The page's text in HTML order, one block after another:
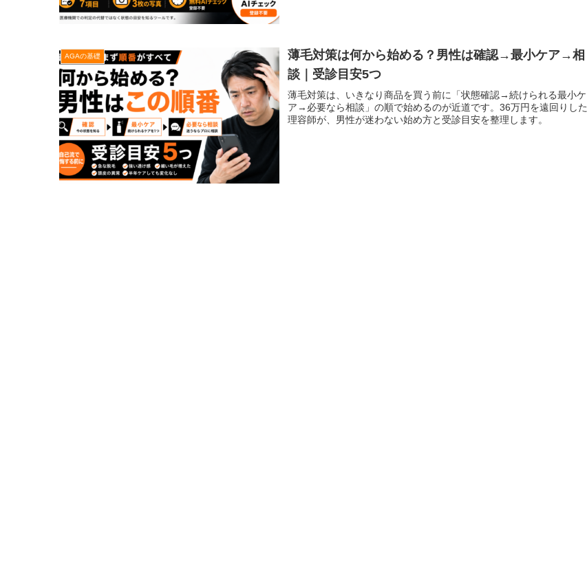
AGAの基礎
薄毛対策は何から始める？男性は確認→最小ケア→相
談｜受診目安5つ
薄毛対策は、いきなり商品を買う前に「状態確認→続けられる最小ケ
ア→必要なら相談」の順で始めるのが近道です。36万円を遠回りした
理容師が、男性が迷わない始め方と受診目安を整理します。